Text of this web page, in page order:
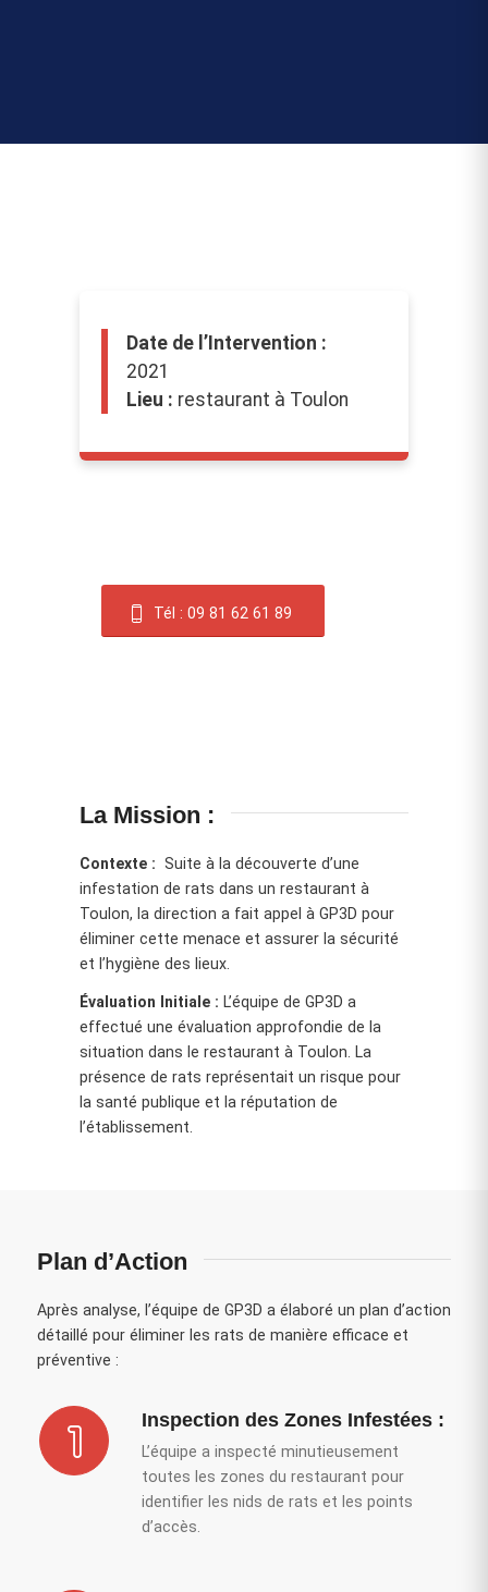
Date de l’Intervention :
2021
Lieu : restaurant à Toulon
Tél : 09 81 62 61 89
La Mission :
Contexte : Suite à la découverte d’une
infestation de rats dans un restaurant à
Toulon, la direction a fait appel à GP3D pour
éliminer cette menace et assurer la sécurité
et l’hygiène des lieux.
Évaluation Initiale : L’équipe de GP3D a
effectué une évaluation approfondie de la
situation dans le restaurant à Toulon. La
présence de rats représentait un risque pour
la santé publique et la réputation de
l’établissement.
Plan d’Action
Après analyse, l’équipe de GP3D a élaboré un plan d’action
détaillé pour éliminer les rats de manière efficace et
préventive :
Inspection des Zones Infestées :
L’équipe a inspecté minutieusement
toutes les zones du restaurant pour
identifier les nids de rats et les points
d’accès.